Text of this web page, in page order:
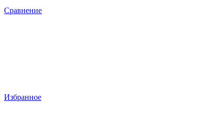
Сравнение
Избранное